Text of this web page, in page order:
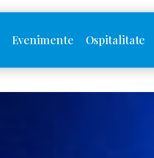
Evenimente Ospitalitate